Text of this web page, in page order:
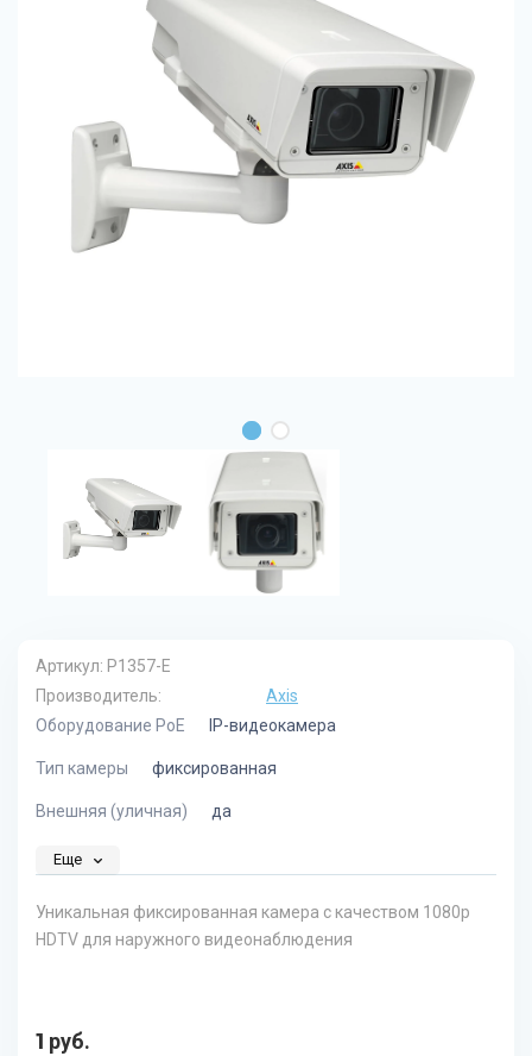
Артикул: P1357-E
Производитель:
Axis
Оборудование PoE
IP-видеокамера
Тип камеры фиксированная
Внешняя (уличная) да
Еще
Уникальная фиксированная камера с качеством 1080p
HDTV для наружного видеонаблюдения
1 руб.